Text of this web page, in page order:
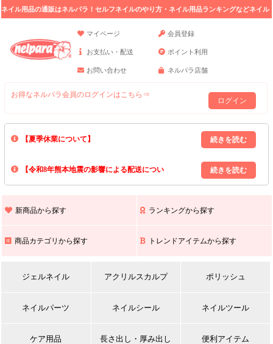
ネイル用品の通販はネルパラ！セルフネイルのやり方・ネイル用品ランキングなどネイル
マイページ
会員登録
お支払い・配送 ポイント利用
お問い合わせ ネルパラ店舗
お得なネルパラ会員のログインはこちら⇒
ログイン
【夏季休業について】
8/13(木)～8/16(日)の間｢出荷業務・お問い合わせ業務｣はお休みいたしま
上記期間中のご注文・お問い合わせは8/17(月)以降の対応となりますので
【令和8年熊本地震の影響による配送につい
また､ 九州全域でお荷物のお届けに遅延が生じております｡
新商品から探す ランキングから探す
商品カテゴリから探す トレンドアイテムから探す
ジェルネイル アクリルスカルプ ポリッシュ
ネイルパーツ ネイルシール ネイルツール
ケア用品 長さ出し・厚み出し 便利アイテム